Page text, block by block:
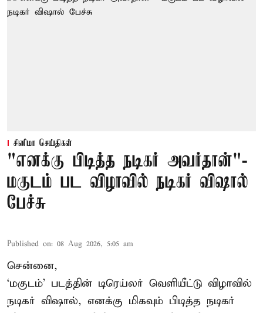
சினிமா செய்திகள்
"எனக்கு பிடித்த நடிகர் அவர்தான்"-
மகுடம் பட விழாவில் நடிகர் விஷால்
பேச்சு
Published on: 08 Aug 2026, 5:05 am
சென்னை,
‘மகுடம்’ படத்தின் டிரெய்லர் வெளியீட்டு விழாவில்
நடிகர் விஷால், எனக்கு மிகவும் பிடித்த நடிகர்